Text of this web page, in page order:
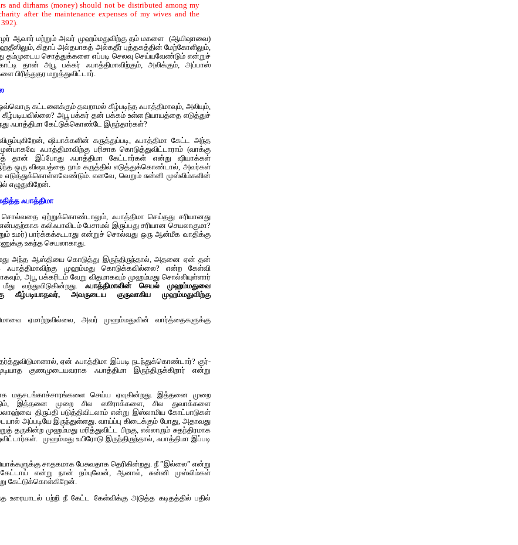
and dirhams (money) should not be distributed among my
after the maintenance expenses of my wives and the
ஆவார் மற்றும் அவர் முஹம்மதுவிற்கு தம் மகளை (ஆயிஷாவை)
கிதாப் அல்தபாகத் அல்கதீர் புத்தகத்தின் மேற்கோளிலும்,
தம்முடைய சொத்துக்களை எப்படி செலவு செய்யவேண்டும் என்றுச்
தான் அபூ பக்கர் ஃபாத்திமாவிற்கும், அலிக்கும், அப்பாஸ்
மறுத்துவிட்டார்.
கட்டளைக்கும் தவறாமல் கீழ்படிந்த ஃபாத்திமாவும், அலியும்,
அபூ பக்கர் தன் பக்கம் உள்ள நியாயத்தை எடுத்துச்
ஃபாத்திமா கேட்டுக்கொண்டே இருந்தார்கள்?
ஷியாக்களின் கருத்துப்படி, ஃபாத்திமா கேட்ட அந்த
ஃபாத்திமாவிற்கு பரிசாக கொடுத்துவிட்டாராம் (வாக்கு
தான் இப்போது ஃபாத்திமா கேட்டார்கள் என்று ஷியாக்கள்
ஒரு விஷயத்தை நாம் கருத்தில் எடுத்துக்கொண்டால், அவர்கள்
எனவே, வெறும் சுன்னி முஸ்லிம்களின்
எழுதுகிறேன்.
ஃபாத்திமா
ஏற்றுக்கொண்டாலும், ஃபாத்திமா செய்தது சரியானது
கலிஃபாவிடம் பேசாமல் இருப்பது சரியான செயலாகுமா?
உமர்) பார்க்கக்கூடாது என்றுச் சொல்வது ஒரு ஆன்மீக வாதிக்கு
உகந்த செயலாகாது.
அந்த ஆஸ்தியை கொடுத்து இருந்திருந்தால், அதனை ஏன் தன்
ஃபாத்திமாவிற்கு முஹம்மது கொடுக்கவில்லை? என்ற கேள்வி
அபூ பக்கரிடம் வேறு விதமாகவும் முஹம்மது சொல்லியுள்ளார்
வந்துவிடுகின்றது. ஃபாத்திமாவின் செயல் முஹம்மதுவை
கீழ்படியாதவர், அவருடைய குருவாகிய முஹம்மதுவிற்கு
ஏமாற்றவில்லை, அவர் முஹம்மதுவின் வார்த்தைகளுக்கு
ஏன் ஃபாத்திமா இப்படி நடந்துக்கொண்டார்? குர்-
குணமுடையவராக ஃபாத்திமா இருந்திருக்கிறார் என்று
மதசடங்காச்சாரங்களை செய்ய ஏவுகின்றது. இத்தனை முறை
இத்தனை முறை சில ஸூராக்களை, சில துவாக்களை
திருப்தி படுத்திவிடலாம் என்று இஸ்லாமிய கோட்பாடுகள்
அப்படியே இருந்துள்ளது. வாய்ப்பு கிடைக்கும் போது, அதாவது
முஹம்மது மரித்துவிட்ட பிறகு, எல்லாரும் சுதந்திரமாக
முஹம்மது உயிரோடு இருந்திருந்தால், ஃபாத்திமா இப்படி
சாதகமாக பேசுவதாக தெரிகின்றது. நீ ”இல்லை” என்று
என்று நான் நம்புவேன், ஆனால், சுன்னி முஸ்லிம்கள்
கேட்டுக்கொள்கிறேன்.
உரையாடல் பற்றி நீ கேட்ட கேள்விக்கு அடுத்த கடிதத்தில் பதில்